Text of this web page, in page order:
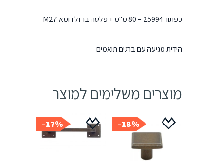
כפתור 25994 – 80 מ"מ + פלטה ברזל רומא M27
הידית מגיעה עם ברגים תואמים
מוצרים משלימים למוצר
18%-
17%-